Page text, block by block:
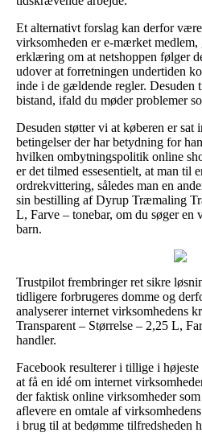
Et alternativt forslag kan derfor
virksomheden er e-mærket medlem,
erklæring om at netshoppen følger
udover at forretningen undertiden
inde i de gældende regler. Desuden
bistand, ifald du møder problemer
Desuden støtter vi at køberen er sat
betingelser der har betydning for
hvilken ombytningspolitik online
er det tilmed essesentielt, at man til
ordrekvittering, således man en
sin bestilling af Dyrup Træmaling
L, Farve – tonebar, om du søger en
barn.
Trustpilot frembringer ret sikre
tidligere forbrugeres domme og
analyserer internet virksomhedens
Transparent – Størrelse – 2,25 L,
handler.
Facebook resulterer i tillige i
at få en idé om internet
der faktisk online virksomheder
aflevere en omtale af
i brug til at bedømme tilfredsheden